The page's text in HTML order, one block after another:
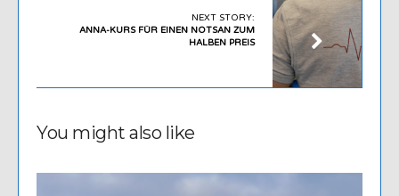
NEXT STORY:
ANNA-KURS FÜR EINEN NOTSAN ZUM
HALBEN PREIS
You might also like